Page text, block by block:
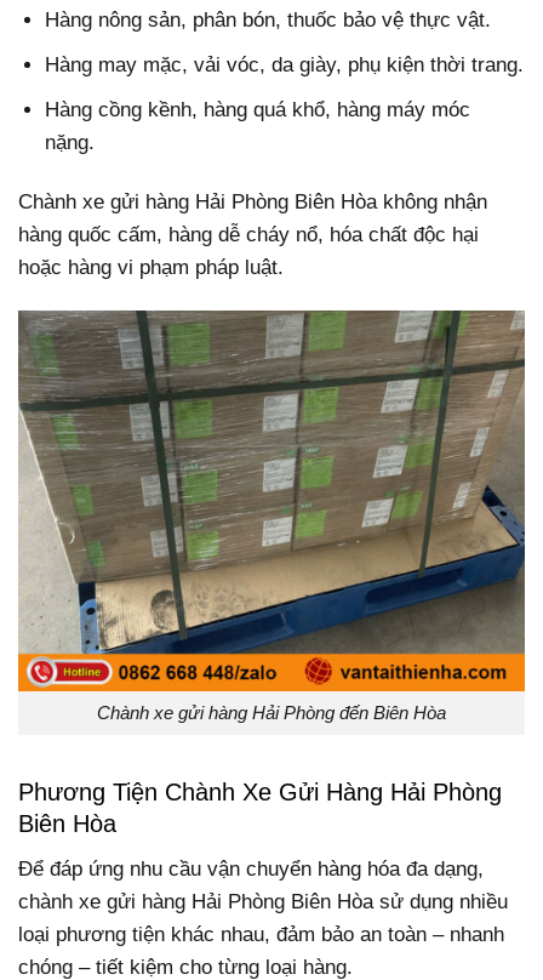
Hàng nông sản, phân bón, thuốc bảo vệ thực vật.
Hàng may mặc, vải vóc, da giày, phụ kiện thời trang.
Hàng cồng kềnh, hàng quá khổ, hàng máy móc
nặng.
Chành xe gửi hàng Hải Phòng Biên Hòa không nhận
hàng quốc cấm, hàng dễ cháy nổ, hóa chất độc hại
hoặc hàng vi phạm pháp luật.
Chành xe gửi hàng Hải Phòng đến Biên Hòa
Phương Tiện Chành Xe Gửi Hàng Hải Phòng
Biên Hòa
Để đáp ứng nhu cầu vận chuyển hàng hóa đa dạng,
chành xe gửi hàng Hải Phòng Biên Hòa sử dụng nhiều
loại phương tiện khác nhau, đảm bảo an toàn – nhanh
chóng – tiết kiệm cho từng loại hàng.